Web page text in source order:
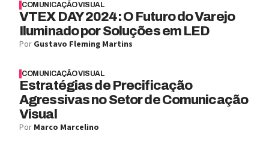
COMUNICAÇÃO VISUAL
VTEX DAY 2024: O Futuro do Varejo
Iluminado por Soluções em LED
Por Gustavo Fleming Martins
COMUNICAÇÃO VISUAL
Estratégias de Precificação
Agressivas no Setor de Comunicação
Visual
Por Marco Marcelino